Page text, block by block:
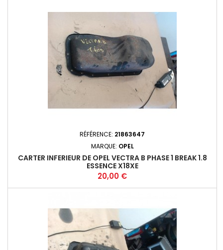
RÉFÉRENCE: 21863647
MARQUE: OPEL
CARTER INFERIEUR DE OPEL VECTRA B PHASE 1 BREAK 1.8
ESSENCE X18XE
Prix
20,00 €